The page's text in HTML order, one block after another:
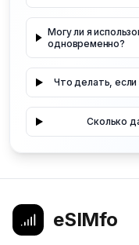
Могу ли я
одновременно?
Что делать, если
Сколько
eSIMfo